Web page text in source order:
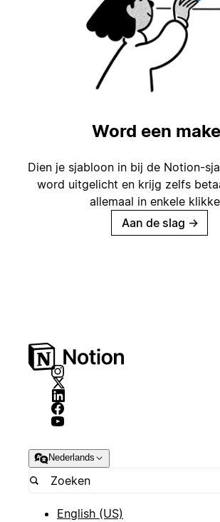
Word een
Dien je sjabloon in bij de Notion-
word uitgelicht en krijg zelfs
allemaal in enkele
Aan de slag →
Nederlands
English (US)